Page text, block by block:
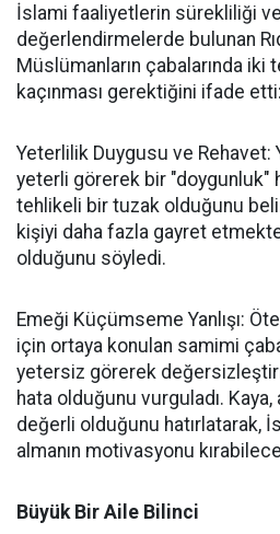
İslami faaliyetlerin sürekliliği
değerlendirmelerde bulunan
Müslümanların çabalarında iki
kaçınması gerektiğini ifade etti:
Yeterlilik Duygusu ve Rehavet:
yeterli görerek bir "doygunluk"
tehlikeli bir tuzak olduğunu
kişiyi daha fazla gayret
olduğunu söyledi.
Emeği Küçümseme Yanlışı:
için ortaya konulan samimi
yetersiz görerek
hata olduğunu vurguladı. Kaya,
değerli olduğunu hatırlatarak,
almanın motivasyonu
Büyük Bir Aile Bilinci